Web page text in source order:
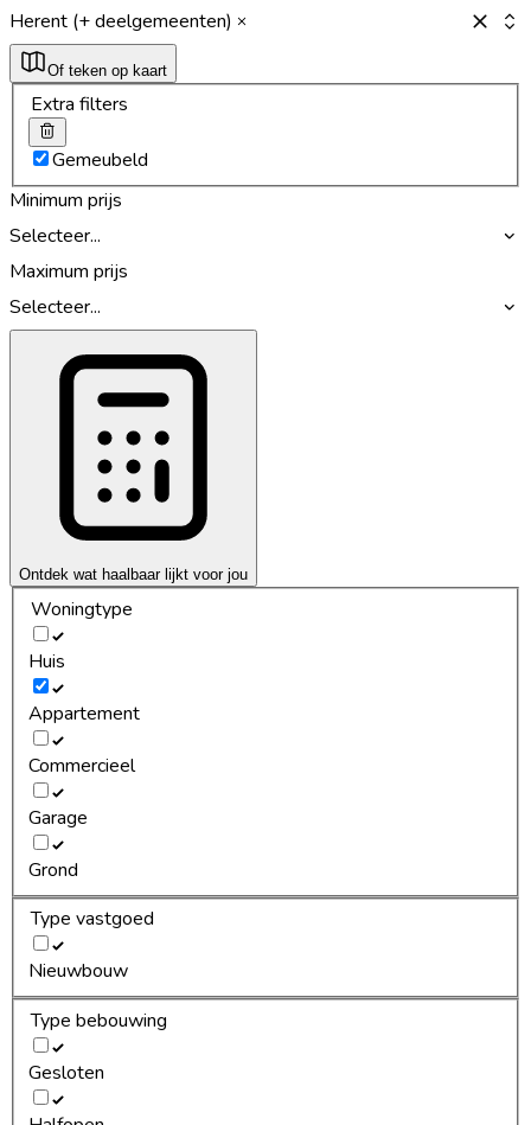
Herent (+ deelgemeenten)
Of teken op kaart
Extra filters
Gemeubeld
Minimum prijs
Selecteer...
Maximum prijs
Selecteer...
Ontdek wat haalbaar lijkt voor jou
Woningtype
Huis
Appartement
Commercieel
Garage
Grond
Type vastgoed
Nieuwbouw
Type bebouwing
Gesloten